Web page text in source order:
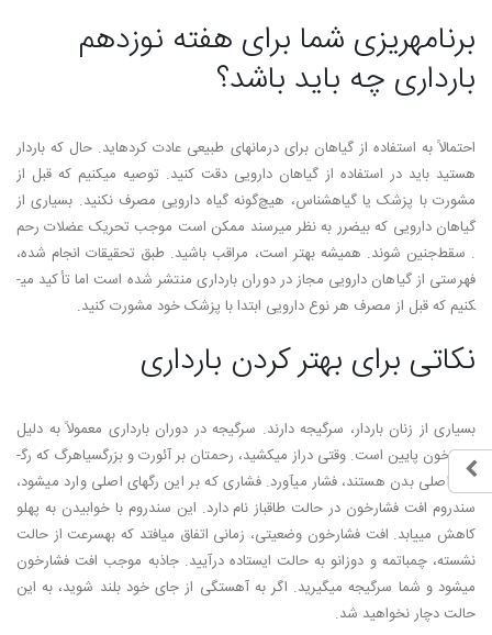
برنامه­ریزی شما برای هفته نوزدهم
بارداری چه باید باشد؟
احتمالاً به استفاده از گیاهان برای درمان­های طبیعی عادت کرده­اید. حال که باردار
هستید باید در استفاده از گیاهان دارویی دقت کنید. توصیه می­کنیم که قبل از
مشورت با پزشک یا گیاه­شناس، هیچ‌گونه گیاه دارویی مصرف نکنید. بسیاری از
گیاهان دارویی که بی­ضرر به نظر می­رسند ممکن است موجب تحریک عضلات رحم
. سقط­‌جنین شوند. همیشه بهتر است، مراقب باشید. طبق تحقیقات انجام شده،
فهرستی از گیاهان دارویی مجاز در دوران بارداری منتشر شده است اما تأکید می­
کنیم که قبل از مصرف هر نوع دارویی ابتدا با پزشک خود مشورت کنید.
نکاتی برای بهتر کردن بارداری
بسیاری از زنان باردار، سرگیجه دارند. سرگیجه در دوران بارداری معمولاً به دلیل
فشارخون پایین است. وقتی دراز می­کشید، رحمتان بر آئورت و بزرگ­سیاهرگ که رگ­
های اصلی بدن هستند، فشار می­آورد. فشاری که بر این رگ­های اصلی وارد می­شود،
سندروم افت فشارخون در حالت طاق­باز نام دارد. این سندروم با خوابیدن به پهلو
کاهش می­یابد. افت فشارخون وضعیتی، زمانی اتفاق می­افتد که به­سرعت از حالت
نشسته، چمباتمه و دوزانو به حالت ایستاده درآیید. جاذبه موجب افت فشارخون
می­شود و شما سرگیجه می­گیرید. اگر به آهستگی از جای خود بلند شوید، به این
حالت دچار نخواهید شد.